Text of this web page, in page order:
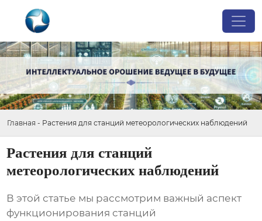
Главная - Растения для станций метеорологических наблюдений
Растения для станций
метеорологических наблюдений
В этой статье мы рассмотрим важный аспект
функционирования станций